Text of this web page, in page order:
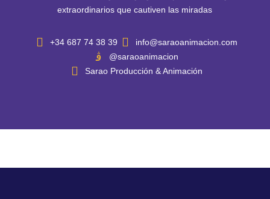
extraordinarios que cautiven las miradas
+34 687 74 38 39
info@saraoanimacion.com
@saraoanimacion
Sarao Producción & Animación